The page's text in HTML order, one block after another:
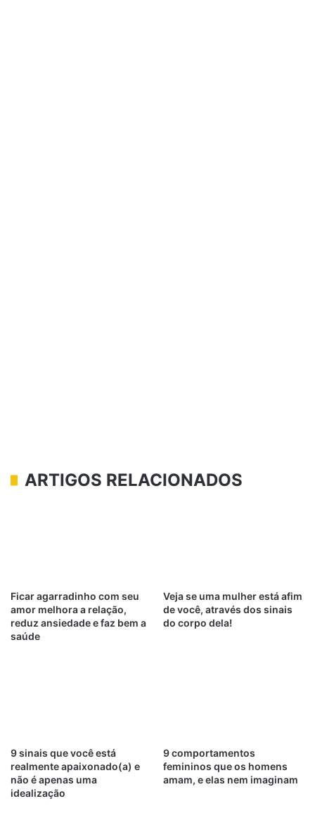
ARTIGOS RELACIONADOS
Ficar agarradinho com seu
amor melhora a relação,
reduz ansiedade e faz bem a
saúde
Veja se uma mulher está afim
de você, através dos sinais
do corpo dela!
9 sinais que você está
realmente apaixonado(a) e
não é apenas uma
idealização
9 comportamentos
femininos que os homens
amam, e elas nem imaginam